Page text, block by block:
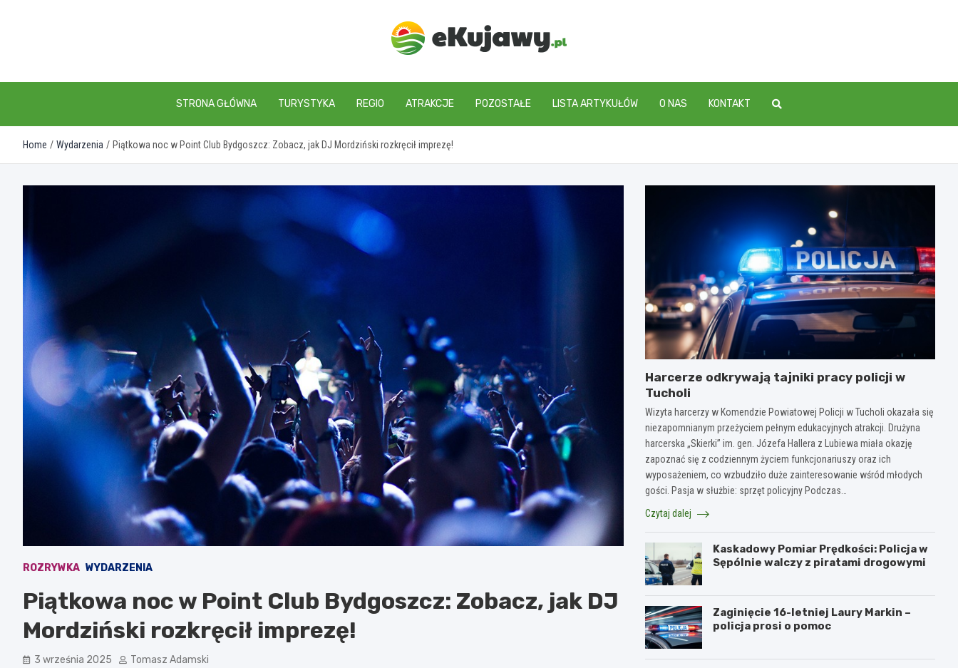
ekujawy.pl
STRONA GŁÓWNA TURYSTYKA REGIO ATRAKCJE POZOSTAŁE LISTA ARTYKUŁÓW O NAS KONTAKT
Home Wydarzenia Piątkowa noc w Point Club Bydgoszcz: Zobacz, jak DJ Mordziński rozkręcił imprezę!
ROZRYWKA WYDARZENIA
Piątkowa noc w Point Club Bydgoszcz: Zobacz, jak DJ
Mordziński rozkręcił imprezę!
3 września 2025 Tomasz Adamski
Harcerze odkrywają tajniki pracy policji w
Tucholi
Wizyta harcerzy w Komendzie Powiatowej Policji w Tucholi okazała się
niezapomnianym przeżyciem pełnym edukacyjnych atrakcji. Drużyna
harcerska „Skierki” im. gen. Józefa Hallera z Lubiewa miała okazję
zapoznać się z codziennym życiem funkcjonariuszy oraz ich
wyposażeniem, co wzbudziło duże zainteresowanie wśród młodych
gości. Pasja w służbie: sprzęt policyjny Podczas…
Czytaj dalej
Kaskadowy Pomiar Prędkości: Policja w
Sępólnie walczy z piratami drogowymi
Zaginięcie 16-letniej Laury Markin –
policja prosi o pomoc